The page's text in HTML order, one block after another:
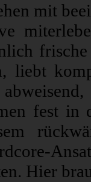
mit
liebt
fest in
Hier